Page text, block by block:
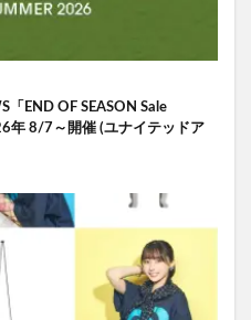
「END OF SEASON Sale
年 8/7～開催 (ユナイテッドア